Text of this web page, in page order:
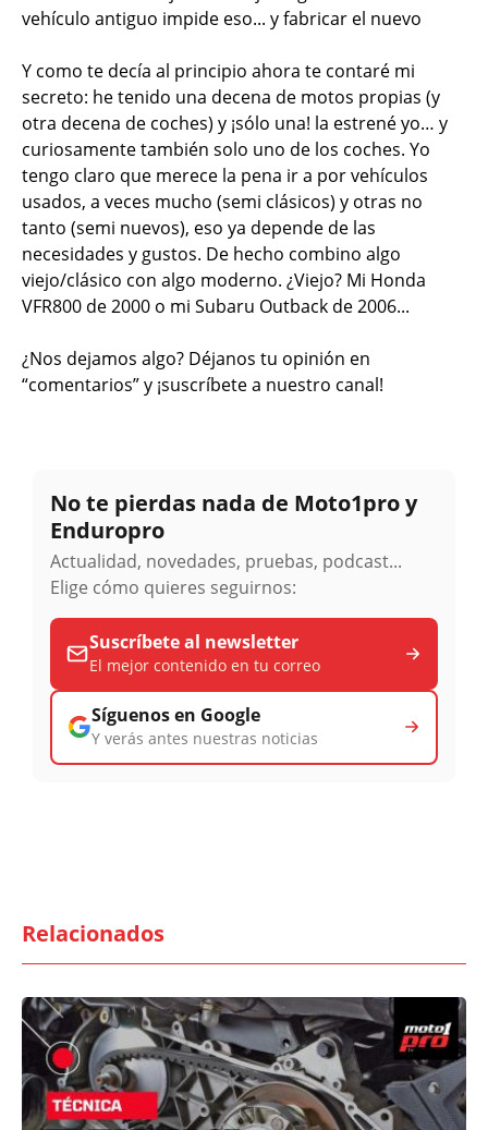
vehículo antiguo impide eso... y fabricar el nuevo
Y como te decía al principio ahora te contaré mi
secreto: he tenido una decena de motos propias (y
otra decena de coches) y ¡sólo una! la estrené yo… y
curiosamente también solo uno de los coches. Yo
tengo claro que merece la pena ir a por vehículos
usados, a veces mucho (semi clásicos) y otras no
tanto (semi nuevos), eso ya depende de las
necesidades y gustos. De hecho combino algo
viejo/clásico con algo moderno. ¿Viejo? Mi Honda
VFR800 de 2000 o mi Subaru Outback de 2006...
¿Nos dejamos algo? Déjanos tu opinión en
“comentarios” y ¡suscríbete a nuestro canal!
No te pierdas nada de Moto1pro y
Enduropro
Actualidad, novedades, pruebas, podcast...
Elige cómo quieres seguirnos:
Suscríbete al newsletter
El mejor contenido en tu correo
Síguenos en Google
Y verás antes nuestras noticias
Relacionados